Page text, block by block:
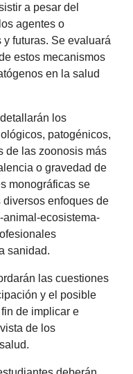
a pesar del
agentes o
futuras. Se evaluará
estos mecanismos
en la salud
los
patogénicos,
de las zoonosis más
o gravedad de
monográficas se
enfoques de
ecosistema-
sanidad.
las cuestiones
y el posible
de implicar e
de los